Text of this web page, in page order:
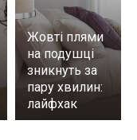
Жовті плями
на подушці
зникнуть за
пару хвилин:
лайфхак